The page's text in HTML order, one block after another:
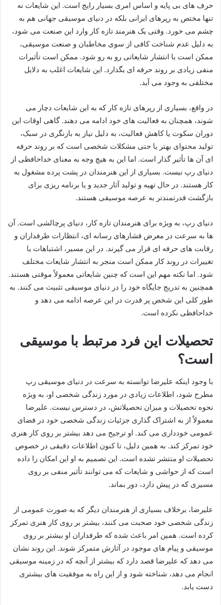
حرف‌ های بی‌ پایه و اساس امری بسیار رایج است. این شایعات نه
تنها مختص به رپرهای ایرانی بلکه در دنیای موسیقی جهانی هم به
چشم می‌ خورد. وقتی یک هنرمند تازه‌ کار وارد این صنعت می‌ شود،
به دلیل عدم شناخت کافی از سوی مخاطبان و صنعت موسیقی،
ممکن است با انتشار شایعاتی رو به‌ رو شود. ممکن است تأثیرات
منفی زیادی بر روند حرفه‌ ای‌ بگذارد. این شایعات اغلب به دلایل
مختلفی به‌ وجود می‌ آید.
در واقع، بسیاری از رپرهای تازه‌ کار که به این شایعات دچار می‌
شوند، همچنان به فعالیت‌ های خود ادامه می‌ دهند. گاهی اوقات این
دوران سکوت یا کاهش فعالیت، به‌ دلیل نیاز به بازنگری در سبک،
تولید محتوای بهتر یا حتی مشکلات شخصی است که بر روند حرفه‌
ای آن‌ ها تأثیر گذار است. اما این به هیچ وجه به معنای خداحافظی از
دنیای رپ نیست. بسیاری از این هنرمندان در پشت پرده مشغول به
کار هستند. در حال تهیه و تولید آثار جدید و یا برنامه‌ ریزی برای
بازگشت قدرتمندتر به عرصه موسیقی هستند.
دنیای رپ، به‌ ویژه برای هنرمندان تازه‌ کار، دنیای پرچالشی است. آن‌
ها به سرعت در معرض فشارهای رسانه‌ ای، انتظارات طرفداران و
رقابت‌ های حرفه‌ ای قرار می‌ گیرند. در این مسیر، اشتباهات یا
تغییرات در روند کار ممکن است منجر به انتشار شایعات مختلف
شود. اما نکته مهم این است که چنین شایعاتی معمولاً موقتی هستند.
همچنین به تدریج جایگاه خود را در دنیای موسیقی تثبیت می‌ کنند. به
طور کلی این شخص پر قدرت در این عرصه ادامه می دهد و
خداحافظی نکرده است.
تحصیلات این فرد مرتبط با موسیقی
است؟
با وجود اینکه علیرضا توانسته به سرعت در دنیای موسیقی رپ
مطرح شود، اطلاعات زیادی در مورد زندگی شخصی او، به‌ ویژه
نحوه تحصیلات و میزان تحصیلاتش، در دسترس نیست. علیرضا
معمولاً از به اشتراک‌ گذاری جزئیات زندگی شخصی خود در فضای
عمومی خودداری می‌ کند. او ترجیح می‌ دهد بیشتر بر روی کار هنری‌
خود تمرکز کند. به همین دلیل، تا کنون اطلاعات دقیقی در خصوص
تحصیلات او منتشر نشده است. این تصمیم به او این امکان را داده
است که از حواشی و شایعات که می‌ توانند تأثیر منفی بر روی
مسیری که در پیش دارد، دور بماند.
علیرضا، برخلاف بسیاری از هنرمندان دیگر که به صورت عمومی از
زندگی شخصی خود صحبت می‌ کنند، بیشتر بر روی کار هنری‌ تمرکز
کرده است. همین امر باعث شده که طرفداران او بیشتر بر روی
موسیقی و پیام‌ های موجود در آثارش متمرکز شوند. این روند نشان
می‌ دهد که علیرضا قصد دارد که بیشتر از آنچه که در زمینه موسیقی
انجام می‌ دهد، شناخته شود و از این راه به موفقیت‌ های بیشتری
دست یابد.